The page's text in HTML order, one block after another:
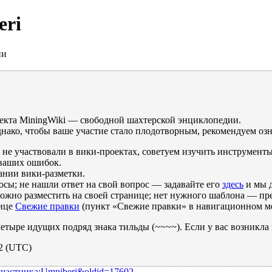
MiningWiki — свободной шахтерской энциклопедии.
чтобы ваше участие стало плодотворным, рекомендуем
участвовали в вики-проектах, советуем изучить
ошибок.
вики-разметки.
не нашли ответ на свой вопрос — задавайте его здесь и мы
разместить на своей странице; нет нужного шаблона —
Свежие правки (пункт «Свежие правки» в навигационном
идущих подряд знака тильды (~~~~). Если у вас
(UTC)